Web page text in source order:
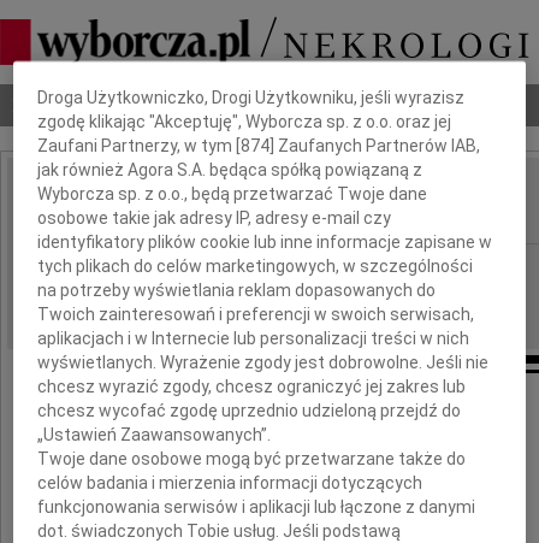
Nekrologi Odeszli Poradnik pogrzebowy
IMIĘ I NAZWISKO: Danuta Kopytek
REGION: Kielce
DATA EMISJI: 14.12.2009
Wyrazy głębokiego współczucia
Danuty Kopytek
Dbamy o Twoją prywatność
Droga Użytkowniczko, Drogi Użytkowniku, jeśli wyrazisz
zgodę klikając "Akceptuję", Wyborcza sp. z o.o. oraz jej
Zaufani Partnerzy, w tym [874 ] Zaufanych Partnerów IAB,
jak również Agora S.A. będąca spółką powiązaną z
Wyborcza sp. z o.o., będą przetwarzać Twoje dane
osobowe takie jak adresy IP, adresy e-mail czy
identyfikatory plików cookie lub inne informacje zapisane w
tych plikach do celów marketingowych, w szczególności
na potrzeby wyświetlania reklam dopasowanych do
Twoich zainteresowań i preferencji w swoich serwisach,
aplikacjach i w Internecie lub personalizacji treści w nich
wyświetlanych. Wyrażenie zgody jest dobrowolne. Jeśli nie
chcesz wyrazić zgody, chcesz ograniczyć jej zakres lub
chcesz wycofać zgodę uprzednio udzieloną przejdź do
„Ustawień Zaawansowanych”.
Twoje dane osobowe mogą być przetwarzane także do
celów badania i mierzenia informacji dotyczących
funkcjonowania serwisów i aplikacji lub łączone z danymi
dot. świadczonych Tobie usług. Jeśli podstawą